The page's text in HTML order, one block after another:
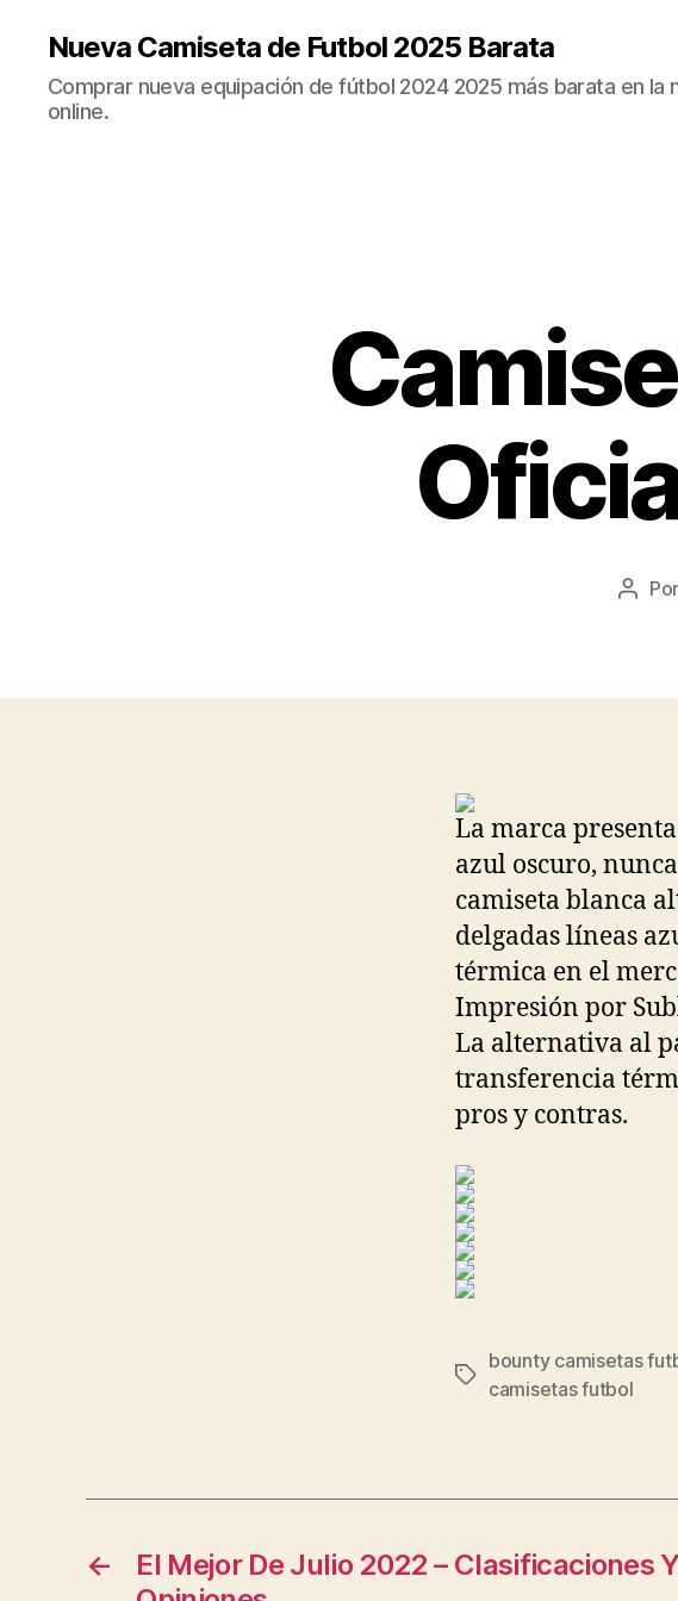
Nueva Camiseta de Futbol 2025 Barata
Comprar nueva equipación de fútbol 2024 2025 más barata en la
online.
Autor
Por
La marca
azul oscuro,
camiseta blanca
delgadas líneas
térmica en el
Impresión por
La alternativa al
transferencia
pros y contras.
Etiquetas
bounty camisetas
camisetas futbol
←
El Mejor De Julio 2022 – Clasificaciones